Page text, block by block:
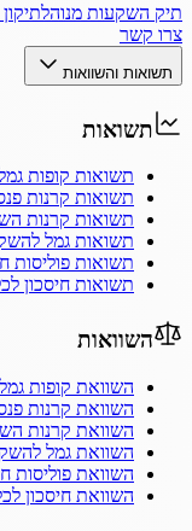
תיק השקעות מנוהלתיקון 190
צרו קשר
תשואות והשוואות
תשואות
תשואות קופות
תשואות קרנות
תשואות קרנות
תשואות גמל
תשואות פוליסות
תשואות חיסכון
השוואות
השוואת קופות גמל
השוואת קרנות
השוואת קרנות
השוואת גמל
השוואת פוליסות
השוואת חיסכון